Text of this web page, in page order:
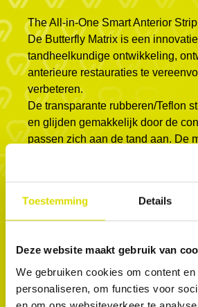
Toestemming Details
Deze website maakt gebruik van
We gebruiken cookies om content
personaliseren, om functies voor
The All-in-One Smart Anterior
De Butterfly Matrix is ​​een
tandheelkundige ontwikkeling,
anterieure restauraties te
verbeteren.
De transparante rubberen/Teflon
en glijden gemakkelijk door de
passen zich aan de tand aan. De
wig en linguale vleugels die de
plaats houden, zodat er zonder
behandeling. De matrix vervangt
de wig en heeft een twee-in-één
tijdens de behandeling. Het
aangrenzende tanden tijdens
klasse 3, klasse 4 en facings in